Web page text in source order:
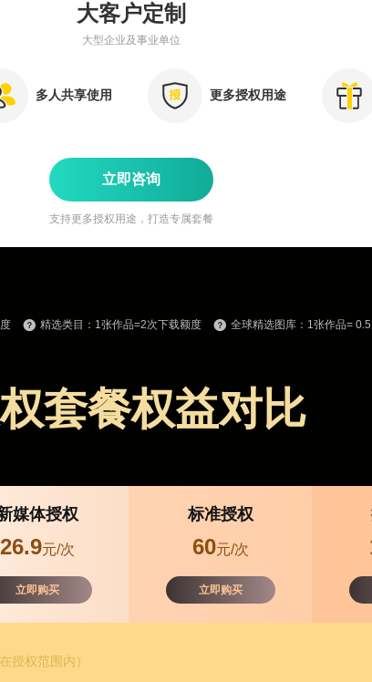
大客户定制
大型企业及事业单位
多人共享使用 更多授权用途
立即咨询
支持更多授权用途，打造专属套餐
精选类目：1张作品=2次下载额度 全球精选图库：1张作品=
套餐权益对比
媒体授权
26.9元/次
立即购买
标准授权
60元/次
立即购买
授权范围内）